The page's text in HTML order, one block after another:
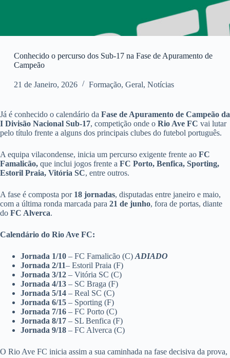
Conhecido o percurso dos Sub-17 na Fase de Apuramento de
Campeão
21 de Janeiro, 2026 Formação, Geral, Notícias
Já é conhecido o calendário da Fase de Apuramento de Campeão da
I Divisão Nacional Sub-17, competição onde o Rio Ave FC vai lutar
pelo título frente a alguns dos principais clubes do futebol português.
A equipa vilacondense, inicia um percurso exigente frente ao FC
Famalicão, que inclui jogos frente a FC Porto, Benfica, Sporting,
Estoril Praia, Vitória SC, entre outros.
A fase é composta por 18 jornadas, disputadas entre janeiro e maio,
com a última ronda marcada para 21 de junho, fora de portas, diante
do FC Alverca.
Calendário do Rio Ave FC:
Jornada 1/10 – FC Famalicão (C) ADIADO
Jornada 2/11– Estoril Praia (F)
Jornada 3/12 – Vitória SC (C)
Jornada 4/13 – SC Braga (F)
Jornada 5/14 – Real SC (C)
Jornada 6/15 – Sporting (F)
Jornada 7/16 – FC Porto (C)
Jornada 8/17 – SL Benfica (F)
Jornada 9/18 – FC Alverca (C)
O Rio Ave FC inicia assim a sua caminhada na fase decisiva da prova,